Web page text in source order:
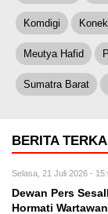
Komdigi
Meutya Hafid
Sumatra Barat
BERITA
Selasa, 21 Juli 2026 -
Dewan Pers
Hormati Wartawan